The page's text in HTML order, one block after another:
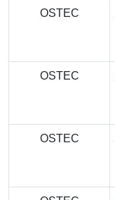
OSTEC
OSTEC
OSTEC